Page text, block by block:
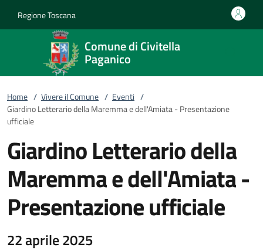
Regione Toscana
Comune di Civitella
Paganico
Home / Vivere il Comune / Eventi /
Giardino Letterario della Maremma e dell'Amiata - Presentazione
ufficiale
Giardino Letterario della
Maremma e dell'Amiata -
Presentazione ufficiale
22 aprile 2025